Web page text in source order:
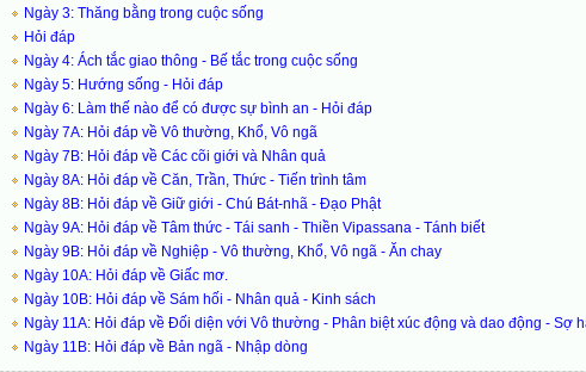
Ngày 3: Thăng bằng trong cuộc sống
Hỏi đáp
Ngày 4: Ách tắc giao thông - Bế tắc trong cuộc sống
Ngày 5: Hướng sống - Hỏi đáp
Ngày 6: Làm thế nào để có được sự bình an - Hỏi đáp
Ngày 7A: Hỏi đáp về Vô thường, Khổ, Vô ngã
Ngày 7B: Hỏi đáp về Các cõi giới và Nhân quả
Ngày 8A: Hỏi đáp về Căn, Trần, Thức - Tiến trình tâm
Ngày 8B: Hỏi đáp về Giữ giới - Chú Bát-nhã - Đạo Phật
Ngày 9A: Hỏi đáp về Tâm thức - Tái sanh - Thiền Vipassana - Tánh biết
Ngày 9B: Hỏi đáp về Nghiệp - Vô thường, Khổ, Vô ngã - Ăn chay
Ngày 10A: Hỏi đáp về Giấc mơ.
Ngày 10B: Hỏi đáp về Sám hối - Nhân quả - Kinh sách
Ngày 11A: Hỏi đáp về Đối diện với Vô thường - Phân biệt xúc động và dao động - Sợ
Ngày 11B: Hỏi đáp về Bản ngã - Nhập dòng